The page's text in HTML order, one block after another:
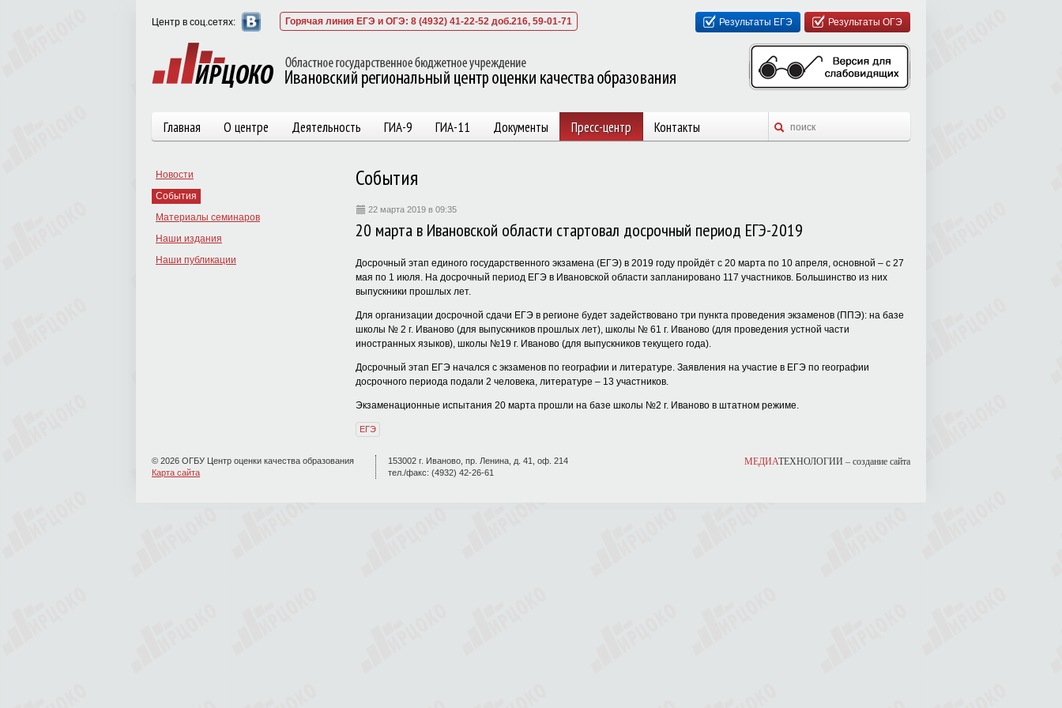
Центр в соц.сетях: Горячая линия ЕГЭ и ОГЭ: 8 (4932) 41-22-52 доб.216, 59-01-71 Результаты ЕГЭ Результаты ОГЭ
Главная О центре Деятельность ГИА-9 ГИА-11 Документы Пресс-центр Контакты
Новости
События
Материалы семинаров
Наши издания
Наши публикации
События
22 марта 2019 в 09:35
20 марта в Ивановской области стартовал досрочный период ЕГЭ-2019
Досрочный этап единого государственного экзамена (ЕГЭ) в 2019 году пройдёт с 20 марта по 10 апреля, основной – с 27
мая по 1 июля. На досрочный период ЕГЭ в Ивановской области запланировано 117 участников. Большинство из них
выпускники прошлых лет.
Для организации досрочной сдачи ЕГЭ в регионе будет задействовано три пункта проведения экзаменов (ППЭ): на базе
школы № 2 г. Иваново (для выпускников прошлых лет), школы № 61 г. Иваново (для проведения устной части
иностранных языков), школы №19 г. Иваново (для выпускников текущего года).
Досрочный этап ЕГЭ начался с экзаменов по географии и литературе. Заявления на участие в ЕГЭ по географии
досрочного периода подали 2 человека, литературе – 13 участников.
Экзаменационные испытания 20 марта прошли на базе школы №2 г. Иваново в штатном режиме.
ЕГЭ
© 2026 ОГБУ Центр оценки качества образования
Карта сайта
153002 г. Иваново, пр. Ленина, д. 41, оф. 214
тел./факс: (4932) 42-26-61
МЕДИАТЕХНОЛОГИИ – создание сайта